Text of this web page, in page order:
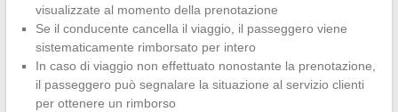
visualizzate al momento della prenotazione
Se il conducente cancella il viaggio, il passeggero viene
sistematicamente rimborsato per intero
In caso di viaggio non effettuato nonostante la prenotazione,
il passeggero può segnalare la situazione al servizio clienti
per ottenere un rimborso